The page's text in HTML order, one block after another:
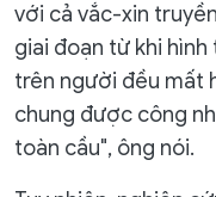
với cả vắc-xin
giai đoạn từ khi
trên người đều mất
chung được công
toàn cầu", ông nói.